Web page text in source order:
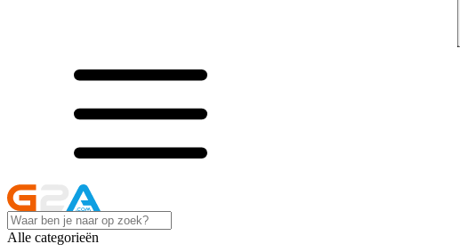
Alle categorieën